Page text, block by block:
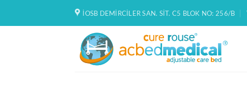
İOSB DEMIRCILER SAN. SIT. C5 BLOK NO: 256/B